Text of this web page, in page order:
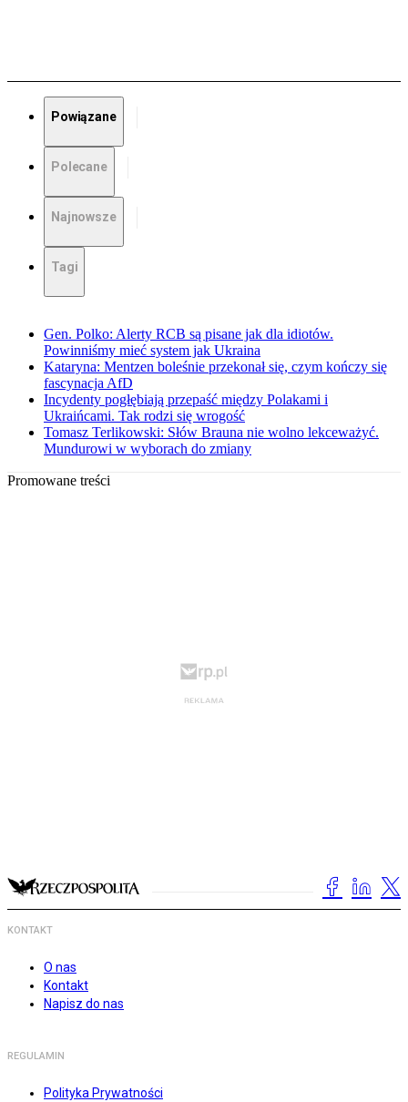
Powiązane
Polecane
Najnowsze
Tagi
Gen. Polko: Alerty RCB są pisane jak dla idiotów.
Powinniśmy mieć system jak Ukraina
Kataryna: Mentzen boleśnie przekonał się, czym kończy się
fascynacja AfD
Incydenty pogłębiają przepaść między Polakami i
Ukraińcami. Tak rodzi się wrogość
Tomasz Terlikowski: Słów Brauna nie wolno lekceważyć.
Mundurowi w wyborach do zmiany
Promowane treści
KONTAKT
O nas
Kontakt
Napisz do nas
REGULAMIN
Polityka Prywatności